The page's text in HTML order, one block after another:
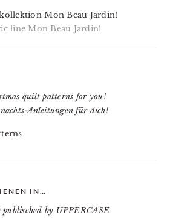
Mon Beau Jardin!
line Mon Beau Jardin!
quilt patterns for you!
Anleitungen für dich!
IN…
by UPPERCASE